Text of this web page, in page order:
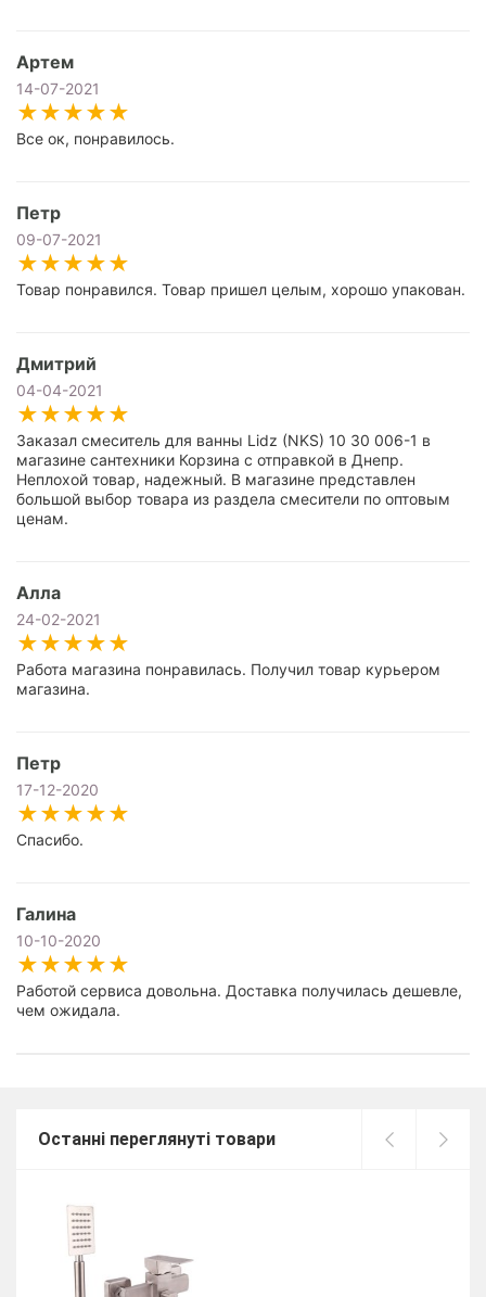
Артем
14-07-2021
Все ок, понравилось.
Петр
09-07-2021
Товар понравился. Товар пришел целым, хорошо упакован.
Дмитрий
04-04-2021
Заказал смеситель для ванны Lidz (NKS) 10 30 006-1 в
магазине сантехники Корзина с отправкой в Днепр.
Неплохой товар, надежный. В магазине представлен
большой выбор товара из раздела смесители по оптовым
ценам.
Алла
24-02-2021
Работа магазина понравилась. Получил товар курьером
магазина.
Петр
17-12-2020
Спасибо.
Галина
10-10-2020
Работой сервиса довольна. Доставка получилась дешевле,
чем ожидала.
Останні переглянуті товари